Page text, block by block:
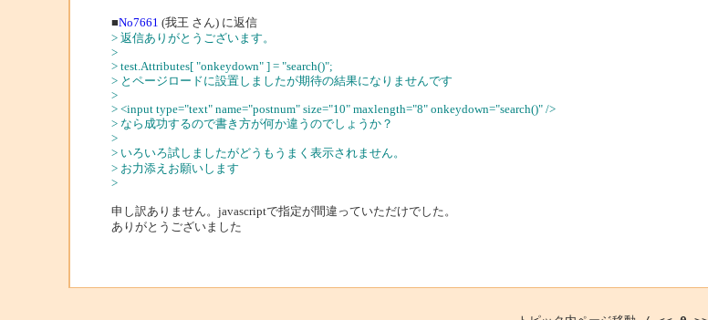
■No7661 (我王 さん) に返信
> 返信ありがとうございます。
>
> test.Attributes[ "onkeydown" ] = "search()";
> とページロードに設置しましたが期待の結果になりませんです
>
> <input type="text" name="postnum" size="10" maxlength="8" onkeydown="search()" />
> なら成功するので書き方が何か違うのでしょうか？
>
> いろいろ試しましたがどうもうまく表示されません。
> お力添えお願いします
>
申し訳ありません。javascriptで指定が間違っていただけでした。
ありがとうございました